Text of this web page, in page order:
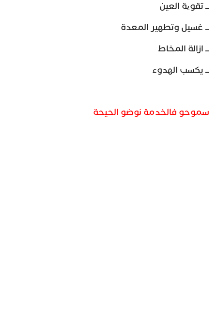
ــ تقویة العين
ــ غسيل وتطهير المعدة
ــ ازالة المخاط
ــ يكسب الهدوء
سموحو فالخدمة نوضو الحيحة